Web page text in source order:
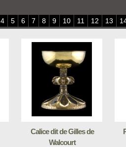
4 5 6 7 8 9 10 11 12 13
Calice dit de Gilles de
Walcourt